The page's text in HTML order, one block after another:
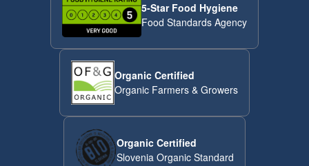
5-Star Food Hygiene
Food Standards Agency
Organic Certified
Organic Farmers & Growers
Organic Certified
Slovenia Organic Standard